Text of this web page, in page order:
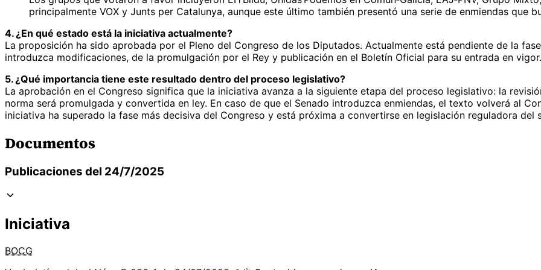
principalmente VOX y Junts per Catalunya, aunque este último también presentó una serie de enmiendas que
4. ¿En qué estado está la iniciativa actualmente?
La proposición ha sido aprobada por el Pleno del Congreso de los Diputados. Actualmente está pendiente de la
introduzca modificaciones, de la promulgación por el Rey y publicación en el Boletín Oficial para su entrada en vigor.
5. ¿Qué importancia tiene este resultado dentro del proceso legislativo?
La aprobación en el Congreso significa que la iniciativa avanza a la siguiente etapa del proceso legislativo: la
norma será promulgada y convertida en ley. En caso de que el Senado introduzca enmiendas, el texto volverá al
iniciativa ha superado la fase más decisiva del Congreso y está próxima a convertirse en legislación reguladora
Documentos
Publicaciones del 24/7/2025
Iniciativa
BOCG